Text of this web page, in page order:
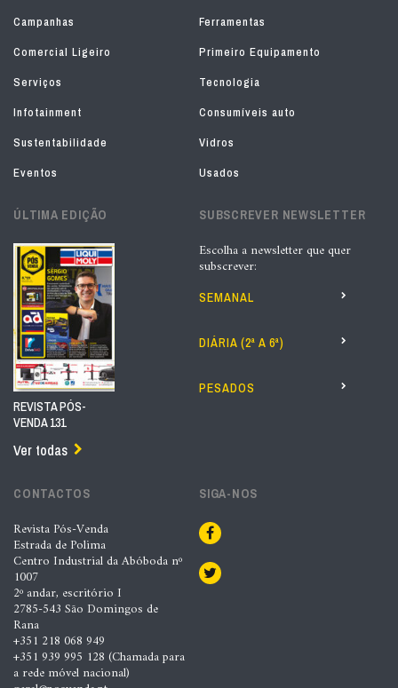
Campanhas
Ferramentas
Comercial Ligeiro
Primeiro Equipamento
Serviços
Tecnologia
Infotainment
Consumíveis auto
Sustentabilidade
Vidros
Eventos
Usados
ÚLTIMA EDIÇÃO
REVISTA PÓS-
VENDA 131
Ver todas
SUBSCREVER NEWSLETTER
Escolha a newsletter que quer
subscrever:
SEMANAL
DIÁRIA (2ª A 6ª)
PESADOS
CONTACTOS
Revista Pós-Venda
Estrada de Polima
Centro Industrial da Abóboda nº
1007
2º andar, escritório I
2785-543 São Domingos de
Rana
+351 218 068 949
+351 939 995 128 (Chamada para
a rede móvel nacional)
SIGA-NOS